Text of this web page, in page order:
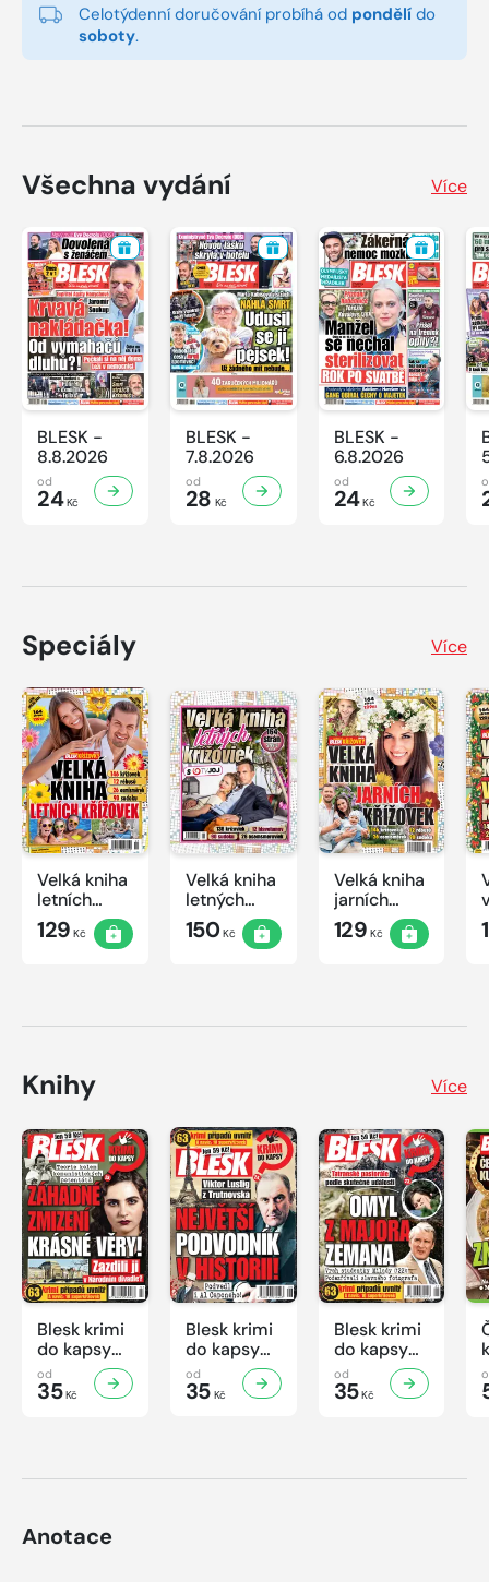
Celotýdenní doručování probíhá od pondělí do
soboty.
Všechna vydání Více
BLESK -
8.8.2026
od
24Kč
BLESK -
7.8.2026
od
28 Kč
BLESK -
6.8.2026
od
24Kč
Speciály Více
Velká kniha
letních
křížovek
2026
129 Kč
Velká kniha
letných
krížoviek s
TV JOJ
150Kč
Velká kniha
jarních
křížovek
2026
129 Kč
Knihy Více
Blesk krimi
do kapsy
č.7/2026
od
35Kč
Blesk krimi
do kapsy
č.6/2026
od
35Kč
Blesk krimi
do kapsy
č.5/2026
od
35Kč
Anotace